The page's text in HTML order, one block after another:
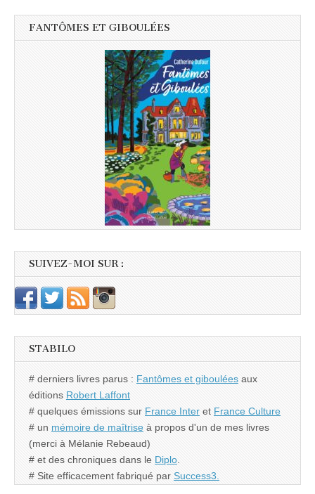
FANTÔMES ET GIBOULÉES
SUIVEZ-MOI SUR :
STABILO
# derniers livres parus : Fantômes et giboulées aux
éditions Robert Laffont
# quelques émissions sur France Inter et France Culture
# un mémoire de maîtrise à propos d'un de mes livres
(merci à Mélanie Rebeaud)
# et des chroniques dans le Diplo
# Site efficacement fabriqué par Success3.